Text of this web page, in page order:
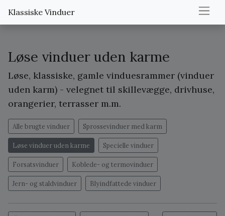
Klassiske Vinduer
Løse vinduer uden karme
Løse, klassiske, gamle vinduesrammer (vinduer
uden karm) - velegnet til skillevægge, drivhuse,
orangerier, terrasser m.m.
Alle brugte vinduer Sprossevinduer med karm
Løse vinduer uden karme Specielle vinduer
Forsatsvinduer Koblede- og termovinduer
Jern- og staldvinduer Blyindfattede vinduer